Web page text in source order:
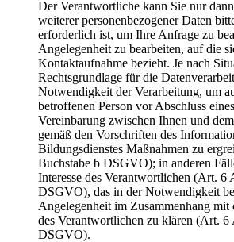
Der Verantwortliche kann Sie nur
weiterer personenbezogener Daten
erforderlich ist, um Ihre Anfrage zu
Angelegenheit zu bearbeiten, auf die
Kontaktaufnahme bezieht. Je nach
Rechtsgrundlage für die
Notwendigkeit der Verarbeitung, um
betroffenen Person vor Abschluss
Vereinbarung zwischen Ihnen und
gemäß den Vorschriften des
Bildungsdienstes Maßnahmen zu
Buchstabe b DSGVO); in anderen
Interesse des Verantwortlichen (Art. 6
DSGVO), das in der Notwendigkeit
Angelegenheit im Zusammenhang mit
des Verantwortlichen zu klären (Art. 6
DSGVO).